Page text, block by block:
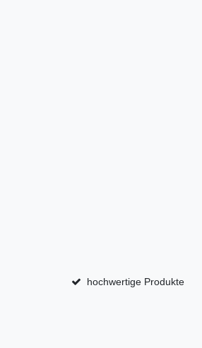
hochwertige Produkte